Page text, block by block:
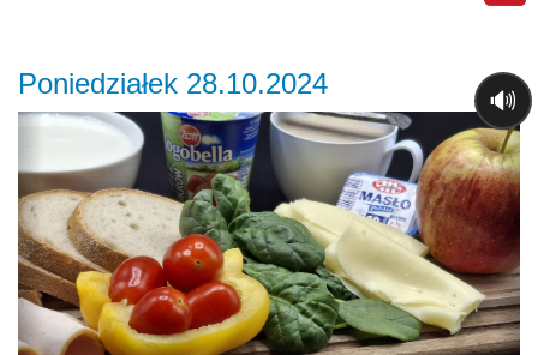
Poniedziałek 28.10.2024
Previous
🔊